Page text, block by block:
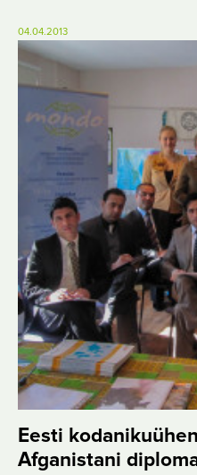
04.04.2013
Eesti
Afganistani